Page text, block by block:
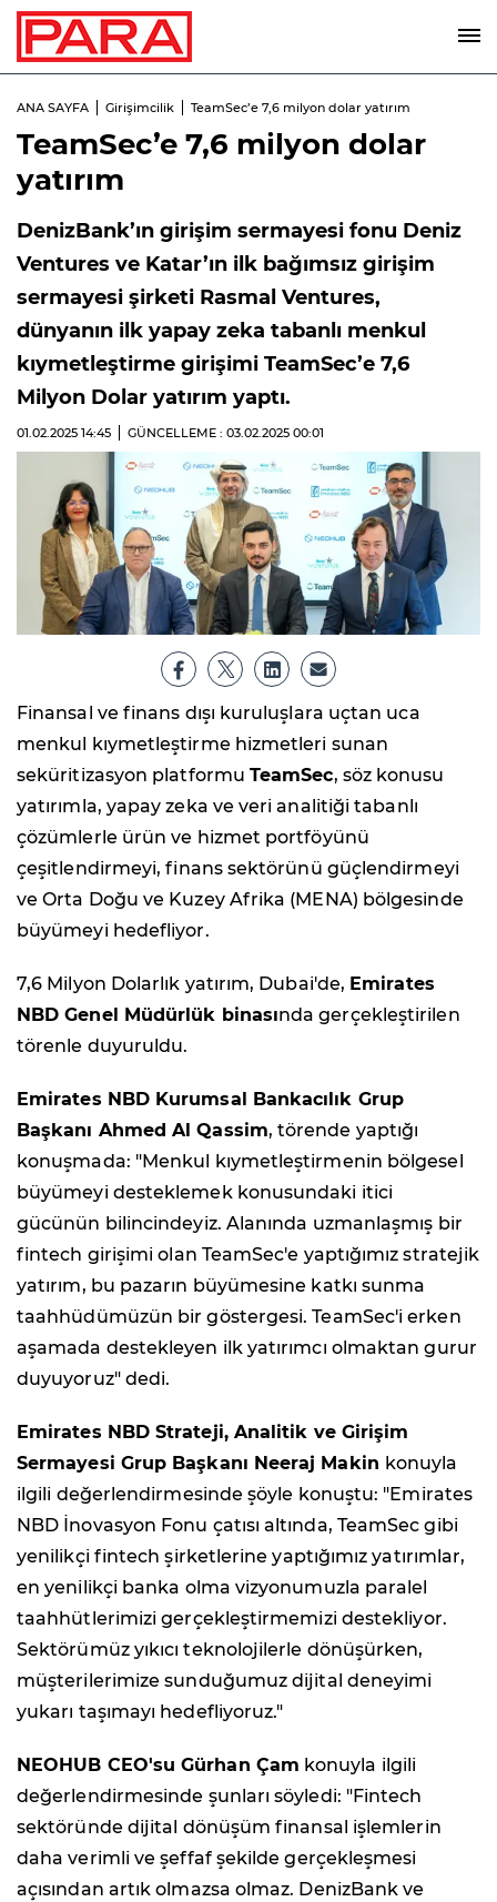
ANA SAYFA Girişimcilik TeamSec’e 7,6 milyon dolar yatırım
TeamSec’e 7,6 milyon dolar
yatırım
DenizBank’ın girişim sermayesi fonu Deniz
Ventures ve Katar’ın ilk bağımsız girişim
sermayesi şirketi Rasmal Ventures,
dünyanın ilk yapay zeka tabanlı menkul
kıymetleştirme girişimi TeamSec’e 7,6
Milyon Dolar yatırım yaptı.
01.02.2025 14:45 GÜNCELLEME : 03.02.2025 00:01
Finansal ve finans dışı kuruluşlara uçtan uca
menkul kıymetleştirme hizmetleri sunan
seküritizasyon platformu TeamSec, söz konusu
yatırımla, yapay zeka ve veri analitiği tabanlı
çözümlerle ürün ve hizmet portföyünü
çeşitlendirmeyi, finans sektörünü güçlendirmeyi
ve Orta Doğu ve Kuzey Afrika (MENA) bölgesinde
büyümeyi hedefliyor.
7,6 Milyon Dolarlık yatırım, Dubai'de, Emirates
NBD Genel Müdürlük binasında gerçekleştirilen
törenle duyuruldu.
Emirates NBD Kurumsal Bankacılık Grup
Başkanı Ahmed Al Qassim, törende yaptığı
konuşmada: "Menkul kıymetleştirmenin bölgesel
büyümeyi desteklemek konusundaki itici
gücünün bilincindeyiz. Alanında uzmanlaşmış bir
fintech girişimi olan TeamSec'e yaptığımız stratejik
yatırım, bu pazarın büyümesine katkı sunma
taahhüdümüzün bir göstergesi. TeamSec'i erken
aşamada destekleyen ilk yatırımcı olmaktan gurur
duyuyoruz" dedi.
Emirates NBD Strateji, Analitik ve Girişim
Sermayesi Grup Başkanı Neeraj Makin konuyla
ilgili değerlendirmesinde şöyle konuştu: "Emirates
NBD İnovasyon Fonu çatısı altında, TeamSec gibi
yenilikçi fintech şirketlerine yaptığımız yatırımlar,
en yenilikçi banka olma vizyonumuzla paralel
taahhütlerimizi gerçekleştirmemizi destekliyor.
Sektörümüz yıkıcı teknolojilerle dönüşürken,
müşterilerimize sunduğumuz dijital deneyimi
yukarı taşımayı hedefliyoruz."
NEOHUB CEO'su Gürhan Çam konuyla ilgili
değerlendirmesinde şunları söyledi: "Fintech
sektöründe dijital dönüşüm finansal işlemlerin
daha verimli ve şeffaf şekilde gerçekleşmesi
açısından artık olmazsa olmaz. DenizBank ve